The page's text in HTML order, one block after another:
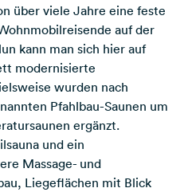
über viele Jahre eine feste
auf der
kann man sich hier auf
modernisierte
wurden nach
Pfahlbau-Saunen um
ergänzt.
und ein
Massage- und
Liegeflächen mit Blick